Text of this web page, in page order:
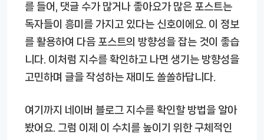
를 들어, 댓글 수가 많거나 좋아요가 많은 포스트는
독자들이 흥미를 가지고 있다는 신호이에요. 이 정보
를 활용하여 다음 포스트의 방향성을 잡는 것이 좋습
니다. 이처럼 지수를 확인하고 나면 생기는 방향성을
고민하며 글을 작성하는 재미도 쏠쏠하답니다.
여기까지 네이버 블로그 지수를 확인할 방법을 알아
봤어요. 그럼 이제 이 수치를 높이기 위한 구체적인